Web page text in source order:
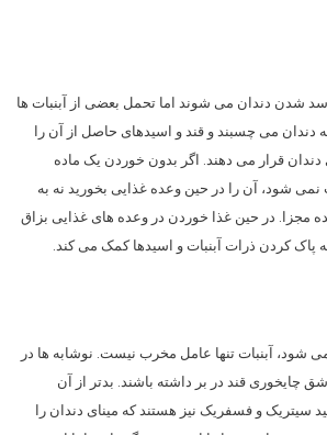
شدن دندان می شوند اما تحمل بعضی از آبنبات ها
می چسبند و قند و اسیدهای حاصل از آن را
قرار می دهند. اگر بدون خوردن یک ماده
شود، آن را در حین وعده غذایی بخورید نه به
مجزا. در حین غذا خوردن در وعده های غذایی بزاق
پاک کردن ذرات آبنبات و اسیدها کمک می کند.
آبنبات تنها عامل مخرب نیست. نوشابه ها در
سیتریک و فسفریک نیز هستند که مینای دندان را